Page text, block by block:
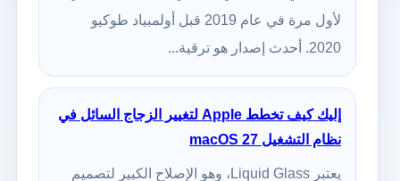
لأول مرة في عام 2019 قبل أولمبياد طوكيو
2020. أحدث إصدار هو ترقية...
إليك كيف تخطط Apple لتغيير الزجاج السائل في
نظام التشغيل macOS 27
يعتبر Liquid Glass، وهو الإصلاح الكبير لتصميم